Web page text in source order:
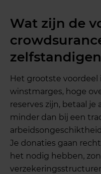
Wat zijn de
Het grootste voordeel
winstmarges, hoge
reserves zijn, betaal je
minder dan bij een
Je donaties gaan
het nodig hebben,